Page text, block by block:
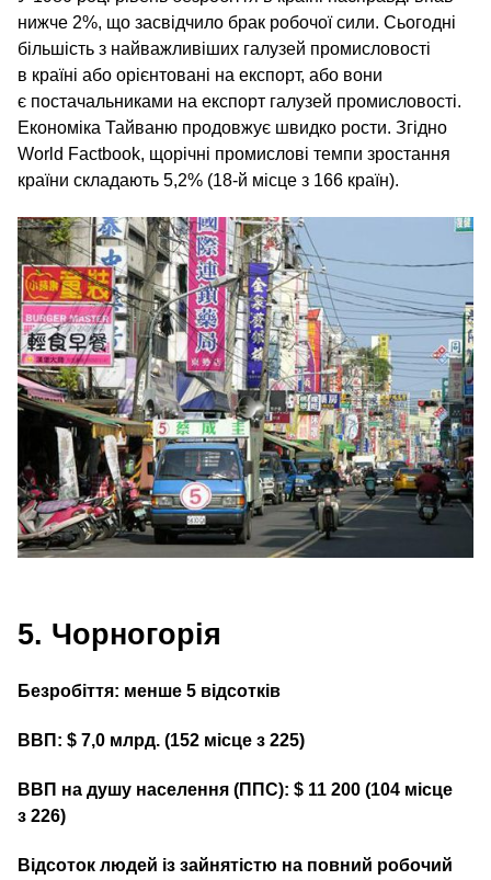
нижче 2%, що засвідчило брак робочої сили. Сьогодні
більшість з найважливіших галузей промисловості
в країні або орієнтовані на експорт, або вони
є постачальниками на експорт галузей промисловості.
Економіка Тайваню продовжує швидко рости. Згідно
World Factbook, щорічні промислові темпи зростання
країни складають 5,2% (18‑й місце з 166 країн).
5. Чорногорія
Безробіття: менше 5 відсотків
ВВП: $ 7,0 млрд. (152 місце з 225)
ВВП на душу населення (ППС): $ 11 200 (104 місце
з 226)
Відсоток людей із зайнятістю на повний робочий